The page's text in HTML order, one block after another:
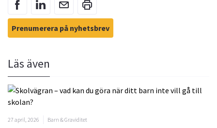
Prenumerera på nyhetsbrev
Läs även
27 april, 2026 Barn & Graviditet